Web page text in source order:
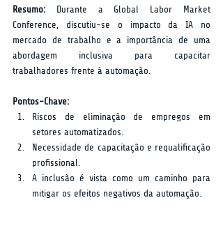
Resumo: Durante a Global Labor Market
Conference, discutiu-se o impacto da IA no
mercado de trabalho e a importância de uma
abordagem inclusiva para capacitar
trabalhadores frente à automação.
Pontos-Chave:
Riscos de eliminação de empregos em
setores automatizados.
Necessidade de capacitação e requalificação
profissional.
A inclusão é vista como um caminho para
mitigar os efeitos negativos da automação.